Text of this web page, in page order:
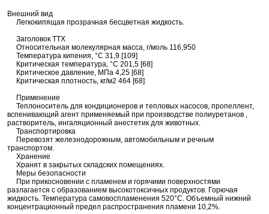
Внешний вид
Легкокипящая прозрачная бесцветная жидкость.
Заголовок ТТХ
Относительная молекулярная масса, г/моль 116,950
Температура кипения, °C 31,9 [109]
Критическая температура, °C 201,5 [68]
Критическое давление, МПа 4,25 [68]
Критическая плотность, кг/м2 464 [68]
Применение
Теплоноситель для кондиционеров и тепловых насосов, пропеллент,
вспенивающий агент применяемый при производстве полиуретанов ,
растворитель, ингаляционный анестетик для животных.
Транспортировка
Перевозят железнодорожным, автомобильным и речным
транспортом.
Хранение
Хранят в закрытых складских помещениях.
Меры безопасности
При прикосновении с пламенем и горячими поверхностями
разлагается с образованием высокотоксичных продуктов. Горючая
жидкость. Температура самовоспламенения 520°С. Объемный нижний
концентрационный предел распространения пламени 10,2%.